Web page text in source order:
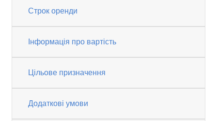
Строк оренди
Інформація про вартість
Цільове призначення
Додаткові умови